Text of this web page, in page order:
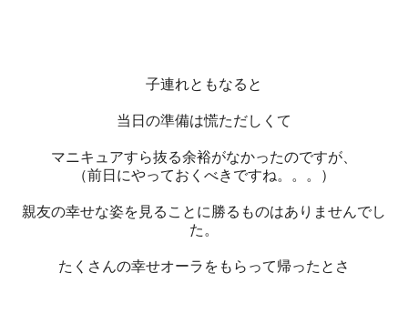
子連れともなると
当日の準備は慌ただしくて
マニキュアすら抜る余裕がなかったのですが、
（前日にやっておくべきですね。。。）
親友の幸せな姿を見ることに勝るものはありませんでし
た。
たくさんの幸せオーラをもらって帰ったとさ